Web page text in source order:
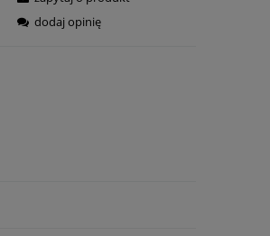
dodaj opinię